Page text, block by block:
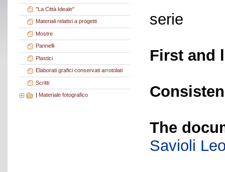
"La Città Ideale"
Materiali relativi a progetti
Mostre
Pannelli
Plastici
Elaborati grafici conservati arrotolati
Scritti
Materiale fotografico
serie
First and
The
Savioli